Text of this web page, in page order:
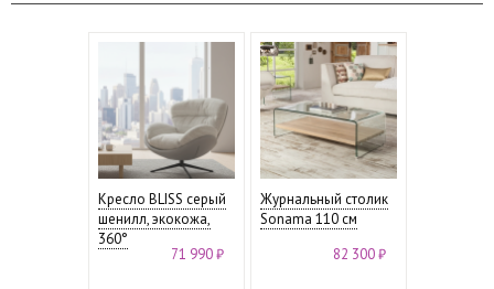
Кресло BLISS серый
шенилл, экокожа,
360°
71 990 ₽
Журнальный столик
Sonama 110 см
82 300 ₽